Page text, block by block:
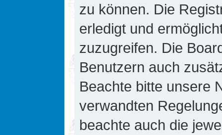
zu können. Die
erledigt und
zuzugreifen. Die
Benutzern auch
Beachte bitte unsere
verwandten
beachte auch die